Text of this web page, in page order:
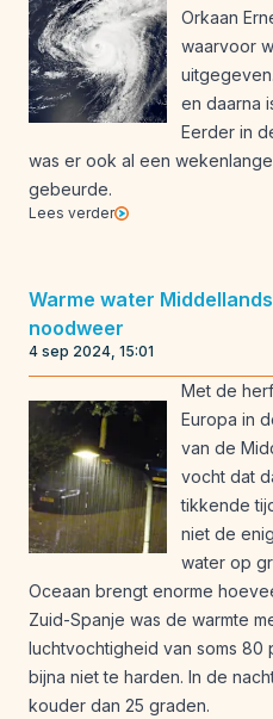
Orkaan
waarvoor
en daarna
Eerder in
was er ook al een
gebeurde.
Lees verder
Warme water
noodweer
4 sep 2024, 15:01
Met de
Europa in
van de
vocht dat
tikkende
niet de
water op
Oceaan brengt enorme
Zuid-Spanje was de warmte
luchtvochtigheid van soms
bijna niet te harden. In de
kouder dan 25 graden.